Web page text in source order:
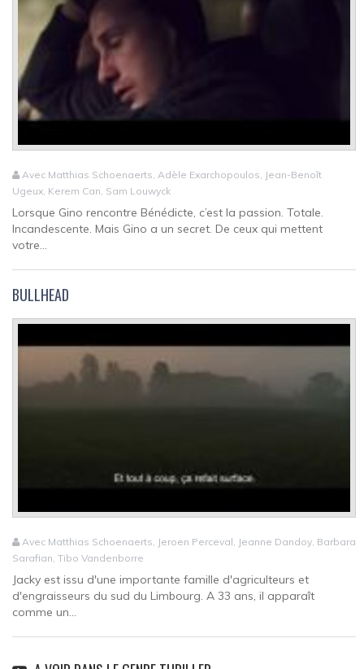
Avec Matthias Schoenaerts, Adèle Exarchopoulos, Jean-Benoît
Ugeux, Kerem Can, Sam Louwyck
Lorsque Gino rencontre Bénédicte, c’est la passion. Totale.
Incandescente. Mais Gino a un secret. De ceux qui mettent
votre...
BULLHEAD
Avec Matthias Schoenaerts, Jeroen Perceval, Jeanne Dandoy, Barbara
Sarafian, Tibo Vandenborre
Jacky est issu d'une importante famille d'agriculteurs et
d'engraisseurs du sud du Limbourg. A 33 ans, il apparaît
comme un...